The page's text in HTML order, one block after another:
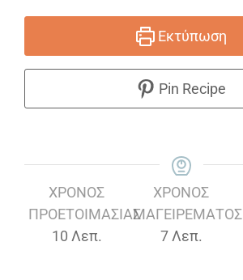
Εκτύπωση
Pin Recipe
ΧΡΌΝΟΣ
ΠΡΟΕΤΟΙΜΑΣΊΑΣ
10Λεπτά
Λεπ.
ΧΡΌΝΟΣ
ΜΑΓΕΙΡΈΜΑΤΟΣ
7Λεπτά
Λεπ.